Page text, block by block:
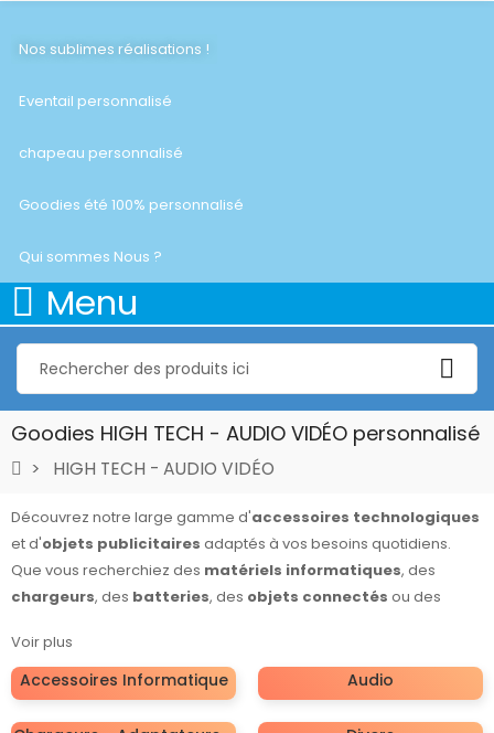
Nos sublimes réalisations !
Eventail personnalisé
chapeau personnalisé
Goodies été 100% personnalisé
Qui sommes Nous ?
Menu
Goodies HIGH TECH - AUDIO VIDÉO personnalisé
HIGH TECH - AUDIO VIDÉO
Découvrez notre large gamme d'accessoires technologiques
et d'objets publicitaires adaptés à vos besoins quotidiens.
Que vous recherchiez des matériels informatiques, des
chargeurs, des batteries, des objets connectés ou des
saura répondre à toutes vos attentes. Idéaux comme
d'entrepriseou pour lapersonnalisation
, ces produits sont
conçus pour allier fonctionnalité et style. Ne manquez pas nos
Voir plus
Accessoires Informatique Audio